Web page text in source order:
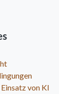
von KI